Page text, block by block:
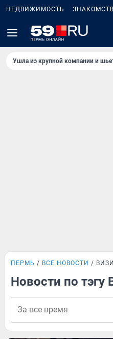
НЕДВИЖИМОСТЬ
Ушла из крупной компании и
ПЕРМЬ ВСЕ НОВОСТИ
Новости по тэгу